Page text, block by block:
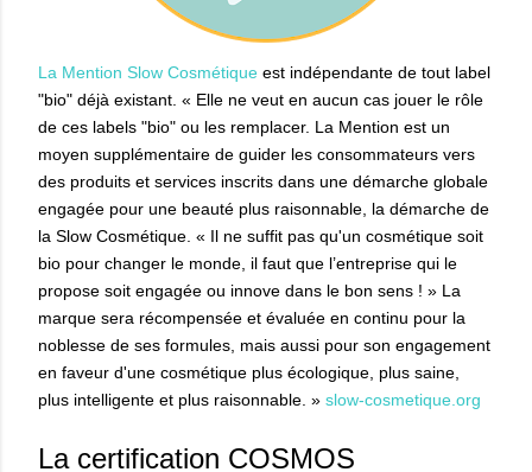
La Mention Slow Cosmétique est indépendante de tout label
"bio" déjà existant. « Elle ne veut en aucun cas jouer le rôle
de ces labels "bio" ou les remplacer. La Mention est un
moyen supplémentaire de guider les consommateurs vers
des produits et services inscrits dans une démarche globale
engagée pour une beauté plus raisonnable, la démarche de
la Slow Cosmétique. « Il ne suffit pas qu'un cosmétique soit
bio pour changer le monde, il faut que l’entreprise qui le
propose soit engagée ou innove dans le bon sens ! » La
marque sera récompensée et évaluée en continu pour la
noblesse de ses formules, mais aussi pour son engagement
en faveur d'une cosmétique plus écologique, plus saine,
plus intelligente et plus raisonnable. » slow-cosmetique.org
La certification COSMOS